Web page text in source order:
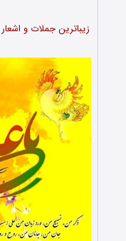
زیباترین جملات و